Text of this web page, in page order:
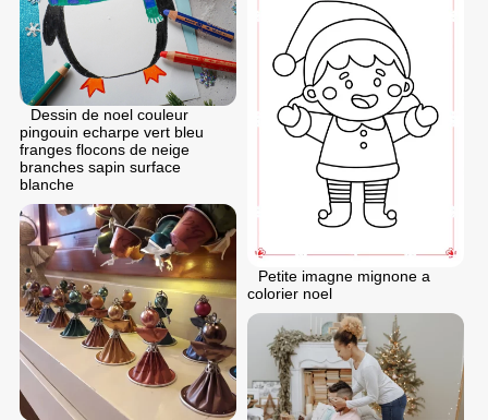
Dessin de noel couleur
pingouin echarpe vert bleu
franges flocons de neige
branches sapin surface
blanche
Petite imagne mignone a
colorier noel